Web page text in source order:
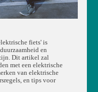
fiets' is
en
Dit artikel zal
met een elektrische
van elektrische
en tips voor